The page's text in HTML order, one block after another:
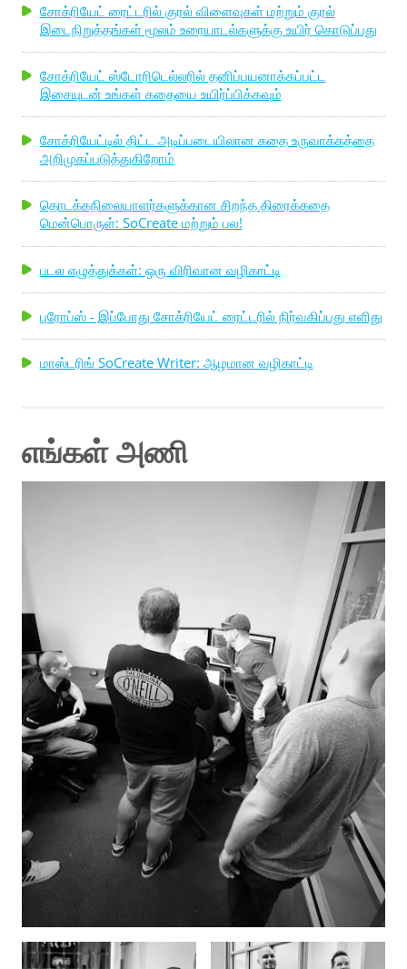
சோக்ரியேட் ரைட்டரில் குரல் விளைவுகள் மற்றும் குரல்
இடைநிறுத்தங்கள் மூலம் உரையாடல்களுக்கு உயிர் கொடுப்பது
சோக்ரியேட் ஸ்டோரிடெல்லரில் தனிப்பயனாக்கப்பட்ட
இசையுடன் உங்கள் கதையை உயிர்ப்பிக்கவும்
சோக்ரியேட்டில் திட்ட அடிப்படையிலான கதை உருவாக்கத்தை
அறிமுகப்படுத்துகிறோம்
தொடக்கநிலையாளர்களுக்கான சிறந்த திரைக்கதை
மென்பொருள்: SoCreate மற்றும் பல!
படல எழுத்துக்கள்: ஒரு விரிவான வழிகாட்டி
புரோப்ஸ் - இப்போது சோக்ரியேட் ரைட்டரில் நிர்வகிப்பது எளிது
மாஸ்டரிங் SoCreate Writer: ஆழமான வழிகாட்டி
எங்கள் அணி